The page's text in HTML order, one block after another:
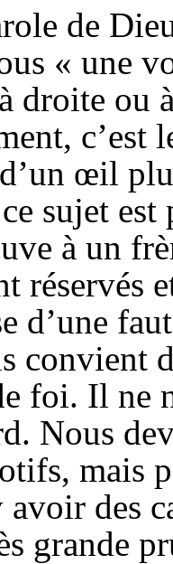
de
« une
droite ou
c’est
œil
sujet
à un
réservés
d’une
convient
foi. Il ne
Nous
mais
des
grande